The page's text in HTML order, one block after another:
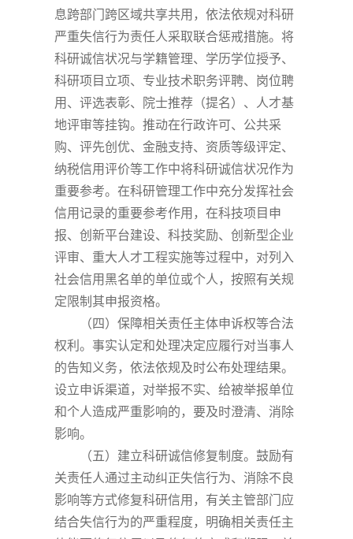
息跨部门跨区域共享共用，依法依规对科研
严重失信行为责任人采取联合惩戒措施。将
科研诚信状况与学籍管理、学历学位授予、
科研项目立项、专业技术职务评聘、岗位聘
用、评选表彰、院士推荐（提名）、人才基
地评审等挂钩。推动在行政许可、公共采
购、评先创优、金融支持、资质等级评定、
纳税信用评价等工作中将科研诚信状况作为
重要参考。在科研管理工作中充分发挥社会
信用记录的重要参考作用，在科技项目申
报、创新平台建设、科技奖励、创新型企业
评审、重大人才工程实施等过程中，对列入
社会信用黑名单的单位或个人，按照有关规
定限制其申报资格。
（四）保障相关责任主体申诉权等合法
权利。事实认定和处理决定应履行对当事人
的告知义务，依法依规及时公布处理结果。
设立申诉渠道，对举报不实、给被举报单位
和个人造成严重影响的，要及时澄清、消除
影响。
（五）建立科研诚信修复制度。鼓励有
关责任人通过主动纠正失信行为、消除不良
影响等方式修复科研信用，有关主管部门应
结合失信行为的严重程度，明确相关责任主